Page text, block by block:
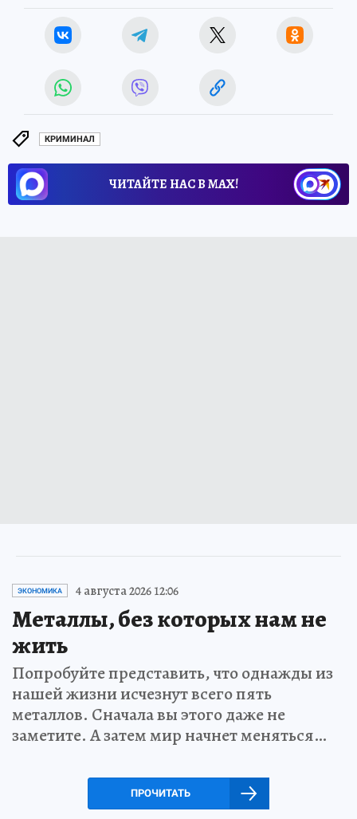
КРИМИНАЛ
ЧИТАЙТЕ НАС В МАХ!
ЭКОНОМИКА 4 августа 2026 12:06
Металлы, без которых нам не
жить
Попробуйте представить, что однажды из
нашей жизни исчезнут всего пять
металлов. Сначала вы этого даже не
заметите. А затем мир начнет меняться…
ПРОЧИТАТЬ